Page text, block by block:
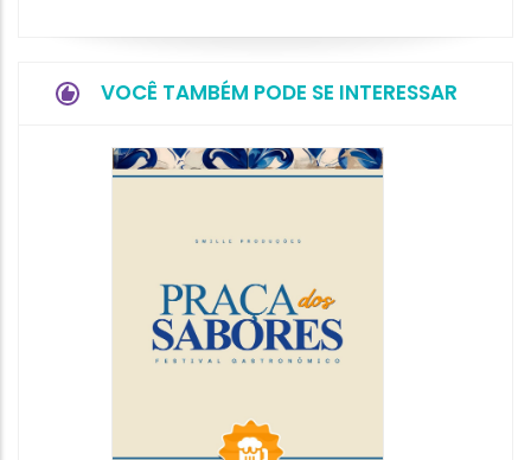
VOCÊ TAMBÉM PODE SE INTERESSAR